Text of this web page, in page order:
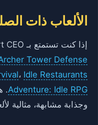
الألعاب ذات
إذا كنت تستمتع بـ Idle Airport CEO، فقد تعجبك أيضًا
Tower Defense
،Idle Restaurants
Adventure: Idle RPG
.
وجذابة مشابهة، مثالية